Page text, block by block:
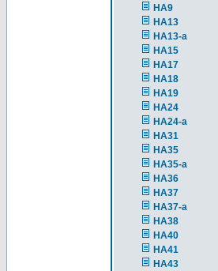
HA9
HA13
HA13-a
HA15
HA17
HA18
HA19
HA24
HA24-a
HA31
HA35
HA35-a
HA36
HA37
HA37-a
HA38
HA40
HA41
HA43